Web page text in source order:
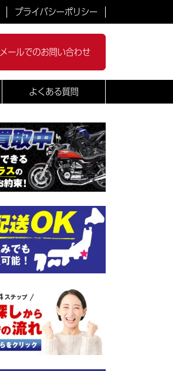
プライバシーポリシー
メールでのお問い合わせ
よくある質問